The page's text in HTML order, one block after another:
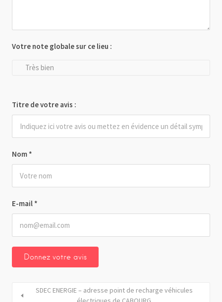
Nom *
E-mail *
Votre note globale sur ce lieu :
Très bien
Titre de votre avis :
SDEC ENERGIE – adresse point de recharge véhicules